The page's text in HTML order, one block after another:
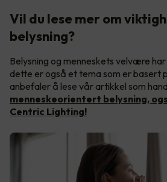
Vil du lese mer om
belysning?
Belysning og menneskets velvære
dette er også et tema som er basert
anbefaler å lese vår artikkel som
menneskeorientert belysning,
Centric Lighting!